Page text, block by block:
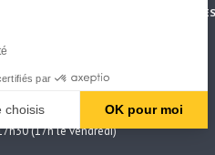
MENTIONS LÉGALES
vendredi :
(17h le vendredi)
par
choisis OK pour moi
: Personnalisez vos